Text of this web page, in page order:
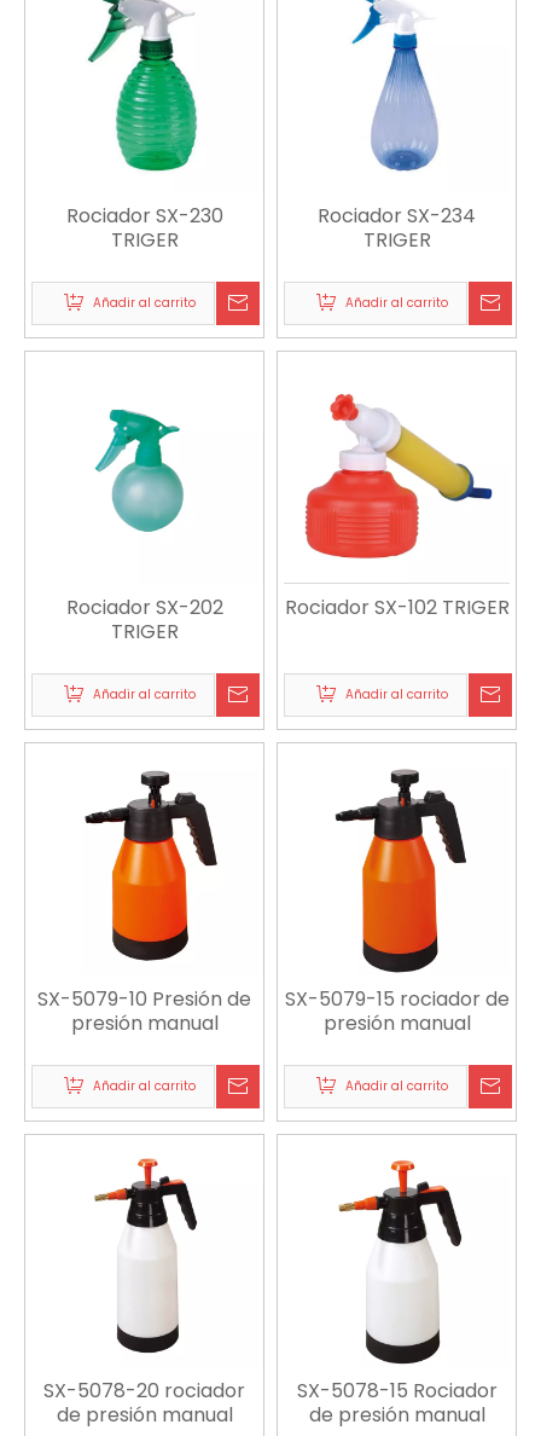
Rociador SX-230
TRIGER
Añadir al carrito
Rociador SX-234
TRIGER
Añadir al carrito
Rociador SX-202
TRIGER
Añadir al carrito
Rociador SX-102 TRIGER
Añadir al carrito
SX-5079-10 Presión de
presión manual
Añadir al carrito
SX-5079-15 rociador de
presión manual
Añadir al carrito
SX-5078-20 rociador
de presión manual
SX-5078-15 Rociador
de presión manual